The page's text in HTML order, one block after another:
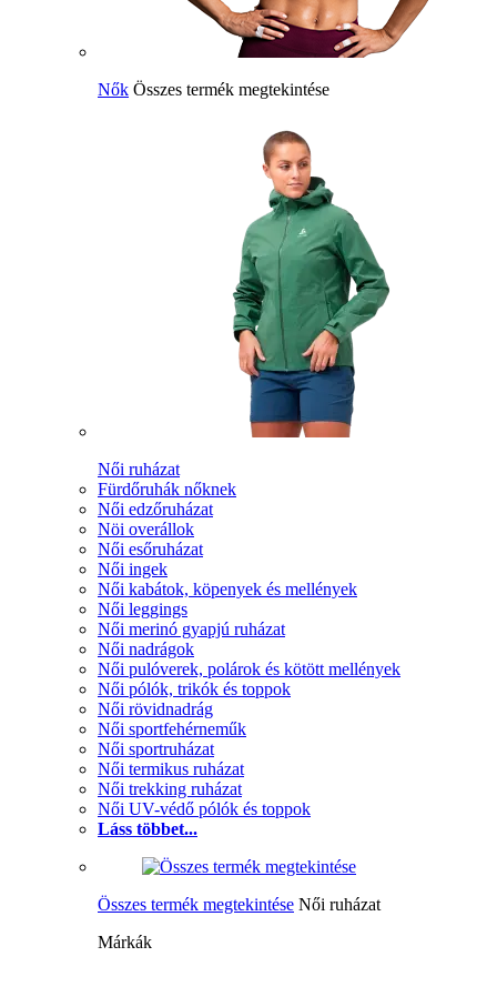
Nők Összes termék megtekintése
Női ruházat
Fürdőruhák nőknek
Női edzőruházat
Nöi overállok
Női esőruházat
Női ingek
Női kabátok, köpenyek és mellények
Női leggings
Női merinó gyapjú ruházat
Női nadrágok
Női pulóverek, polárok és kötött mellények
Női pólók, trikók és toppok
Női rövidnadrág
Női sportfehérneműk
Női sportruházat
Női termikus ruházat
Női trekking ruházat
Női UV-védő pólók és toppok
Láss többet...
Összes termék megtekintése Női ruházat
Márkák